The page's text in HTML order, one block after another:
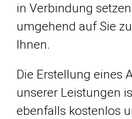
in Verbindung
umgehend auf Sie
Ihnen.
Die Erstellung eines
unserer Leistungen
ebenfalls kostenlos